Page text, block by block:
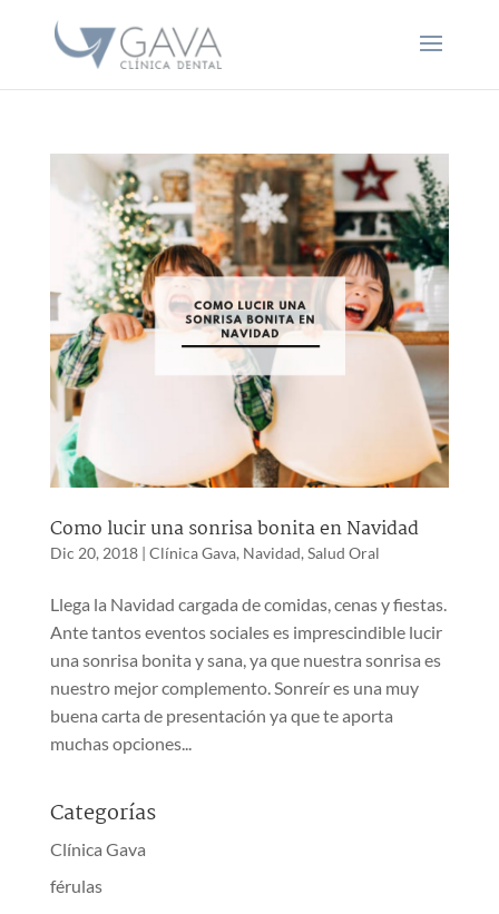
Como lucir una sonrisa bonita en Navidad
Dic 20, 2018| Clínica Gava, Navidad,Salud Oral
Llega la Navidad cargada de comidas, cenas y fiestas.
Ante tantos eventos sociales es imprescindible lucir
una sonrisa bonita y sana, ya que nuestra sonrisa es
nuestro mejor complemento. Sonreír es una muy
buena carta de presentación ya que te aporta
muchas opciones...
Categorías
Clínica Gava
férulas